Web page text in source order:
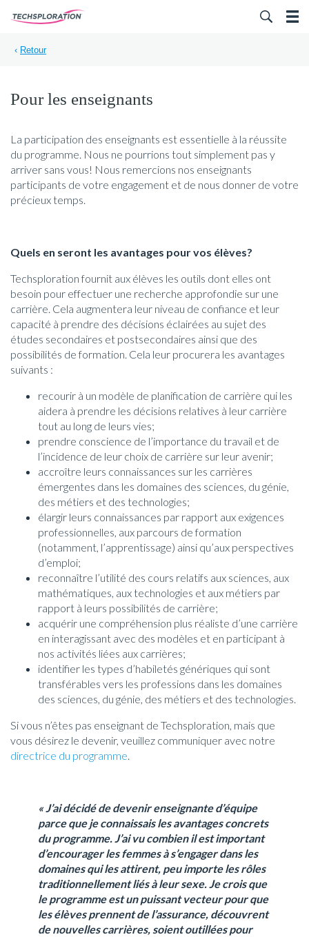
‹ Retour
Pour les enseignants
La participation des enseignants est essentielle à la réussite
du programme. Nous ne pourrions tout simplement pas y
arriver sans vous! Nous remercions nos enseignants
participants de votre engagement et de nous donner de votre
précieux temps.
Quels en seront les avantages pour vos élèves?
Techsploration fournit aux élèves les outils dont elles ont
besoin pour effectuer une recherche approfondie sur une
carrière. Cela augmentera leur niveau de confiance et leur
capacité à prendre des décisions éclairées au sujet des
études secondaires et postsecondaires ainsi que des
possibilités de formation. Cela leur procurera les avantages
suivants :
recourir à un modèle de planification de carrière qui les
aidera à prendre les décisions relatives à leur carrière
tout au long de leurs vies;
prendre conscience de l’importance du travail et de
l’incidence de leur choix de carrière sur leur avenir;
accroître leurs connaissances sur les carrières
émergentes dans les domaines des sciences, du génie,
des métiers et des technologies;
élargir leurs connaissances par rapport aux exigences
professionnelles, aux parcours de formation
(notamment, l’apprentissage) ainsi qu’aux perspectives
d’emploi;
reconnaître l’utilité des cours relatifs aux sciences, aux
mathématiques, aux technologies et aux métiers par
rapport à leurs possibilités de carrière;
acquérir une compréhension plus réaliste d’une carrière
en interagissant avec des modèles et en participant à
nos activités liées aux carrières;
identifier les types d’habiletés génériques qui sont
transférables vers les professions dans les domaines
des sciences, du génie, des métiers et des technologies.
Si vous n’êtes pas enseignant de Techsploration, mais que
vous désirez le devenir, veuillez communiquer avec notre
directrice du programme.
« J’ai décidé de devenir enseignante d’équipe
parce que je connaissais les avantages concrets
du programme. J’ai vu combien il est important
d’encourager les femmes à s’engager dans les
domaines qui les attirent, peu importe les rôles
traditionnellement liés à leur sexe. Je crois que
le programme est un puissant vecteur pour que
les élèves prennent de l’assurance, découvrent
de nouvelles carrières, soient outillées pour